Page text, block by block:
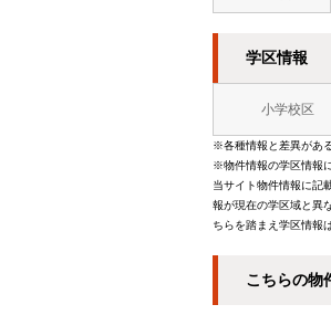
学区情報
小学校区
※各種情報と差異があ
※物件情報の学区情報
当サイト物件情報に記
報が現在の学区域と異
ちらを踏まえ学区情報
こちらの物